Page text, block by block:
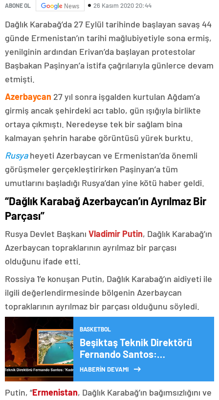
ABONE OL News 26 Kasım 2020 20:44
Dağlık Karabağ’da 27 Eylül tarihinde başlayan savaş 44
günde Ermenistan’ın tarihi mağlubiyetiyle sona ermiş,
yenilginin ardından Erivan’da başlayan protestolar
Başbakan Paşinyan’a istifa çağrılarıyla günlerce devam
etmişti.
Azerbaycan 27 yıl sonra işgalden kurtulan Ağdam’a
girmiş ancak şehirdeki acı tablo, gün ışığıyla birlikte
ortaya çıkmıştı. Neredeyse tek bir sağlam bina
kalmayan şehrin harabe görüntüsü yürek burktu.
Rusyaheyeti Azerbaycan ve Ermenistan’da önemli
görüşmeler gerçekleştirirken Paşinyan’a tüm
umutlarını başladığı Rusya’dan yine kötü haber geldi.
“Dağlık Karabağ Azerbaycan’ın Ayrılmaz Bir
Parçası”
Rusya Devlet Başkanı Vladimir Putin, Dağlık Karabağ’ın
Azerbaycan topraklarının ayrılmaz bir parçası
olduğunu ifade etti.
Rossiya 1’e konuşan Putin, Dağlık Karabağ’ın aidiyeti ile
ilgili değerlendirmesinde bölgenin Azerbaycan
topraklarının ayrılmaz bir parçası olduğunu söyledi.
BASKETBOL
Beşiktaş Teknik Direktörü
Fernando Santos:
‘Beşiktaş’ın Şu Andaki Kadro
Seviyesi Değil’
HABERİN DEVAMI
Putin, “Ermenistan, Dağlık Karabağ’ın bağımsızlığını ve